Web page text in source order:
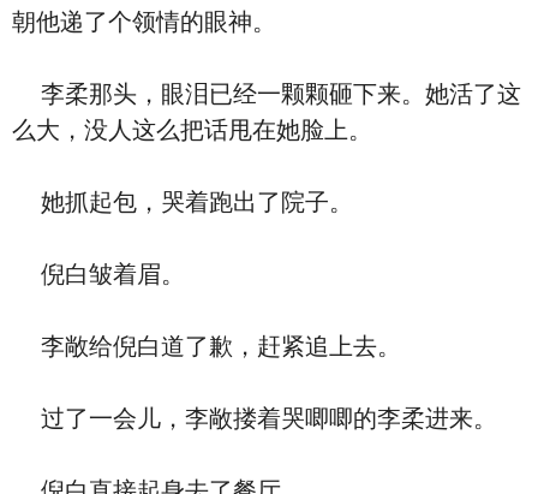
朝他递了个领情的眼神。
李柔那头，眼泪已经一颗颗砸下来。她活了这
么大，没人这么把话甩在她脸上。
她抓起包，哭着跑出了院子。
倪白皱着眉。
李敞给倪白道了歉，赶紧追上去。
过了一会儿，李敞搂着哭唧唧的李柔进来。